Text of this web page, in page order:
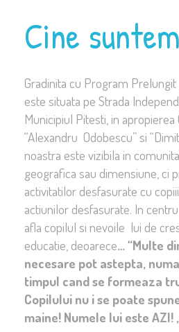
Cine
Gradinita cu Program
este situata pe Strada
Municipiul Pitesti, in
“Alexandru Odobescu” si
noastra este vizibila in
geografica sau dimensiune, ci
activitatilor desfasurate cu
actiunilor desfasurate. In
afla copilul si nevoile lui de
educatie, deoarece… “Multe
necesare pot astepta,
timpul cand se formeaza
Copilului nu i se poate
maine! Numele lui este AZI!